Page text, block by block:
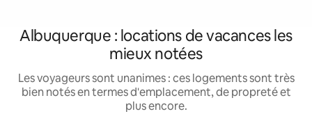
Albuquerque : locations de vacances les
mieux notées
Les voyageurs sont unanimes : ces logements sont très
bien notés en termes d'emplacement, de propreté et
plus encore.